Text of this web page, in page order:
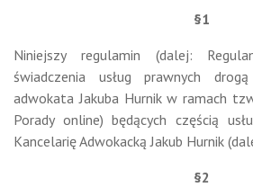
§1
Niniejszy regulamin (dalej:
świadczenia usług prawnych
adwokata Jakuba Hurnik w ramach
Porady online) będących częścią
Kancelarię Adwokacką Jakub Hurnik
§2